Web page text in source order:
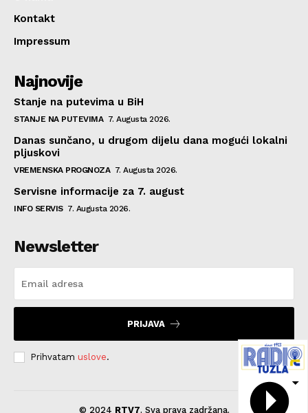
Kontakt
Impressum
Najnovije
Stanje na putevima u BiH
STANJE NA PUTEVIMA 7. Augusta 2026.
Danas sunčano, u drugom dijelu dana mogući lokalni
pljuskovi
VREMENSKA PROGNOZA 7. Augusta 2026.
Servisne informacije za 7. august
INFO SERVIS 7. Augusta 2026.
Newsletter
PRIJAVA
Prihvatam uslove.
© 2024 RTV7. Sva prava zadržana.